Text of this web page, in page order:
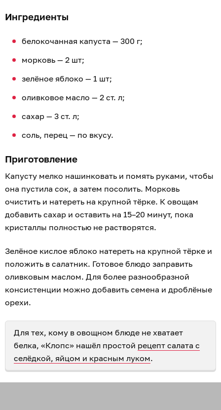
Ингредиенты
белокочанная капуста — 300 г;
морковь — 2 шт;
зелёное яблоко — 1 шт;
оливковое масло — 2 ст. л;
сахар — 3 ст. л;
соль, перец — по вкусу.
Приготовление
Капусту мелко нашинковать и помять руками, чтобы
она пустила сок, а затем посолить. Морковь
очистить и натереть на крупной тёрке. К овощам
добавить сахар и оставить на 15–20 минут, пока
кристаллы полностью не растворятся.
Зелёное кислое яблоко натереть на крупной тёрке и
положить в салатник. Готовое блюдо заправить
оливковым маслом. Для более разнообразной
консистенции можно добавить семена и дроблёные
орехи.
Для тех, кому в овощном блюде не хватает
белка, «Клопс» нашёл простой рецепт салата с
селёдкой, яйцом и красным луком.